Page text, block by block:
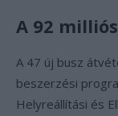
A 92
A 47 új busz
beszerzési
Helyreállítási és